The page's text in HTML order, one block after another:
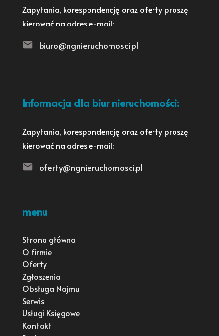
Zapytania, korespondencję oraz oferty proszę
kierować na adres e-mail:
biuro@ngnieruchomosci.pl
Informacja dla biur nieruchomości:
Zapytania, korespondencję oraz oferty proszę
kierować na adres e-mail:
oferty@ngnieruchomosci.pl
menu
Strona główna
O firmie
Oferty
Zgłoszenia
Obsługa Najmu
Serwis
Usługi Księgowe
Kontakt